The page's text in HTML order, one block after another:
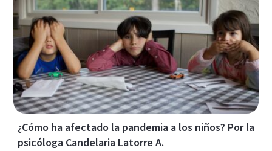
¿Cómo ha afectado la pandemia a los niños? Por la
psicóloga Candelaria Latorre A.